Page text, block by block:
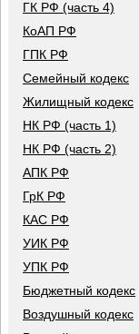
ГК РФ (часть 4)
КоАП РФ
ГПК РФ
Семейный кодекс
Жилищный кодекс
НК РФ (часть 1)
НК РФ (часть 2)
АПК РФ
ГрК РФ
КАС РФ
УИК РФ
УПК РФ
Бюджетный кодекс
Воздушный кодекс